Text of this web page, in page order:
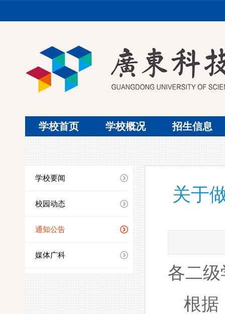
学校首页 学校概况 招生信息
学校要闻
校园动态
通知公告
媒体广科
关于
各二
根据